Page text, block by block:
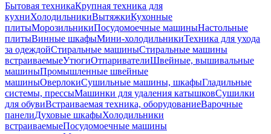
Бытовая техникаКрупная техника для
кухниХолодильникиВытяжкиКухонные
плитыМорозильникиПосудомоечные машиныНастольные
плитыВинные шкафыМини-холодильникиТехника для ухода
за одеждойСтиральные машиныСтиральные машины
встраиваемыеУтюгиОтпаривателиШвейные, вышивальные
машиныПромышленные швейные
машиныОверлокиСушильные машины, шкафыГладильные
системы, прессыМашинки для удаления катышковСушилки
для обувиВстраиваемая техника, оборудованиеВарочные
панелиДуховые шкафыХолодильники
встраиваемыеПосудомоечные машины